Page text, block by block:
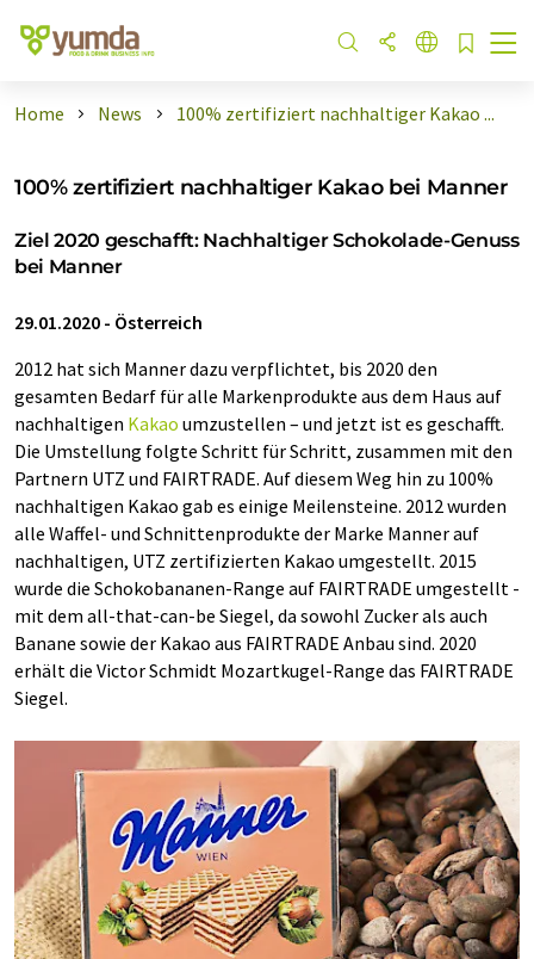
Home News 100% zertifiziert nachhaltiger Kakao ...
100% zertifiziert nachhaltiger Kakao bei Manner
Ziel 2020 geschafft: Nachhaltiger Schokolade-Genuss
bei Manner
29.01.2020 - Österreich
2012 hat sich Manner dazu verpflichtet, bis 2020 den
gesamten Bedarf für alle Markenprodukte aus dem Haus auf
nachhaltigen Kakao umzustellen – und jetzt ist es geschafft.
Die Umstellung folgte Schritt für Schritt, zusammen mit den
Partnern UTZ und FAIRTRADE. Auf diesem Weg hin zu 100%
nachhaltigen Kakao gab es einige Meilensteine. 2012 wurden
alle Waffel- und Schnittenprodukte der Marke Manner auf
nachhaltigen, UTZ zertifizierten Kakao umgestellt. 2015
wurde die Schokobananen-Range auf FAIRTRADE umgestellt -
mit dem all-that-can-be Siegel, da sowohl Zucker als auch
Banane sowie der Kakao aus FAIRTRADE Anbau sind. 2020
erhält die Victor Schmidt Mozartkugel-Range das FAIRTRADE
Siegel.